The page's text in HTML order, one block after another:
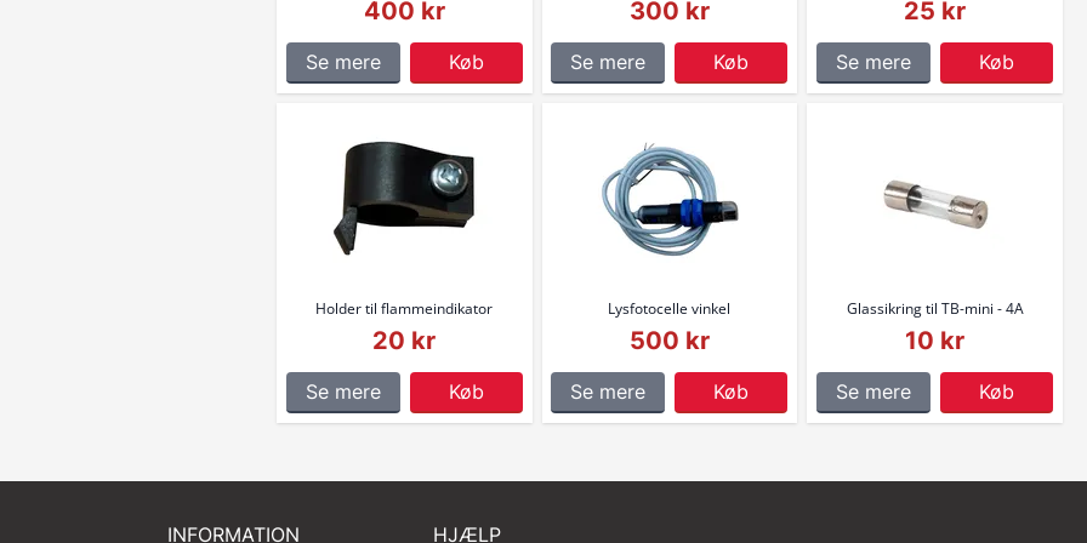
400 kr
Se mere Køb
300 kr
Se mere Køb
25 kr
Se mere Køb
Holder til flammeindikator
20 kr
Se mere Køb
Lysfotocelle vinkel
500 kr
Se mere Køb
Glassikring til TB-mini - 4A
10 kr
Se mere Køb
INFORMATION HJÆLP